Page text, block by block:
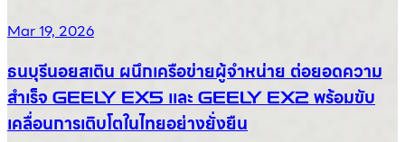
Mar 19, 2026
ธนบุรีนอยสเติน ผนึกเครือข่ายผู้จำหน่าย ต่อยอดความ
สำเร็จ GEELY EX5 และ GEELY EX2 พร้อมขับ
เคลื่อนการเติบโตในไทยอย่างยั่งยืน